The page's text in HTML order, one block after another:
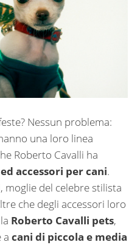
Nessun problema:
una loro linea
Roberto Cavalli ha
accessori per cani.
moglie del celebre stilista
che degli accessori loro
Roberto Cavalli pets,
a cani di piccola e media